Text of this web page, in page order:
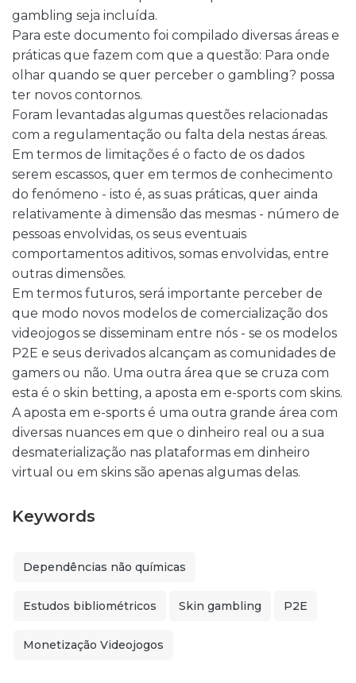
gambling seja incluída.
Para este documento foi compilado diversas áreas e
práticas que fazem com que a questão: Para onde
olhar quando se quer perceber o gambling? possa
ter novos contornos.
Foram levantadas algumas questões relacionadas
com a regulamentação ou falta dela nestas áreas.
Em termos de limitações é o facto de os dados
serem escassos, quer em termos de conhecimento
do fenómeno - isto é, as suas práticas, quer ainda
relativamente à dimensão das mesmas - número de
pessoas envolvidas, os seus eventuais
comportamentos aditivos, somas envolvidas, entre
outras dimensões.
Em termos futuros, será importante perceber de
que modo novos modelos de comercialização dos
videojogos se disseminam entre nós - se os modelos
P2E e seus derivados alcançam as comunidades de
gamers ou não. Uma outra área que se cruza com
esta é o skin betting, a aposta em e-sports com skins.
A aposta em e-sports é uma outra grande área com
diversas nuances em que o dinheiro real ou a sua
desmaterialização nas plataformas em dinheiro
virtual ou em skins são apenas algumas delas.
Keywords
Dependências não químicas
Estudos bibliométricos Skin gambling P2E
Monetização Videojogos